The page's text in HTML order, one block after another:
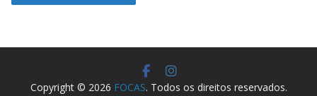
Copyright © 2026 FOCAS. Todos os direitos reservados.